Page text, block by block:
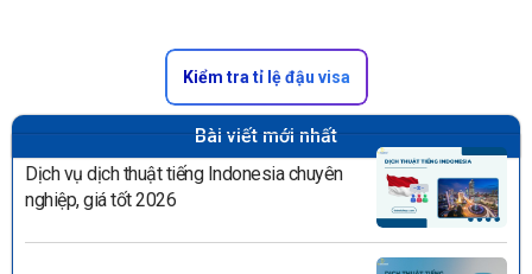
Kiểm tra tỉ lệ đậu visa
Bài viết mới nhất
Dịch vụ dịch thuật tiếng Indonesia chuyên
nghiệp, giá tốt 2026